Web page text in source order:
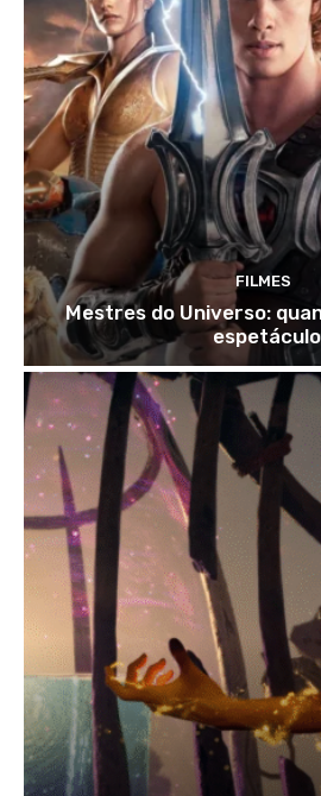
FILMES
Mestres do Universo:
espetáculo